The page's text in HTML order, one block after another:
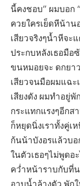
นี้คงชอบ” ผมบอก
ควยใครเย็ดหีน้าน
เสียวจริงๆน้ำหีจะ
ประกบหลังเธอมื
ขนหมอยจะ ดกยา
เสียวจนมือผมแฉ
เสียงดัง ผมทำอยู่พั
กระแทกแรงๆอีกส
ก็หยุดนิ่งเราทั้งคู่เ
ก้นน้าบังอรแล้วบอ
ในตัวเธอๆไม่พูดอ
คว่ำหน้าราบกับที่
อาบน้ำล้างตัว พัก